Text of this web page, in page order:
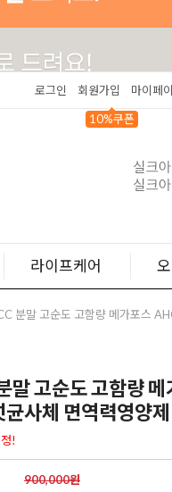
로그인
회원가입
10%쿠폰
마이페
라이프케어
분말 고순도 고함량 메가포스
말 고순도 고함량
균사체 면역력영양
!
900,000원